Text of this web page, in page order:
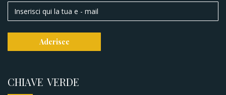
CHIAVE VERDE